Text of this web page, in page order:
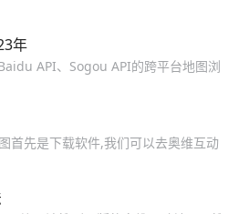
年
API、Sogou API的跨平台地图浏
首先是下载软件,我们可以去奥维互动